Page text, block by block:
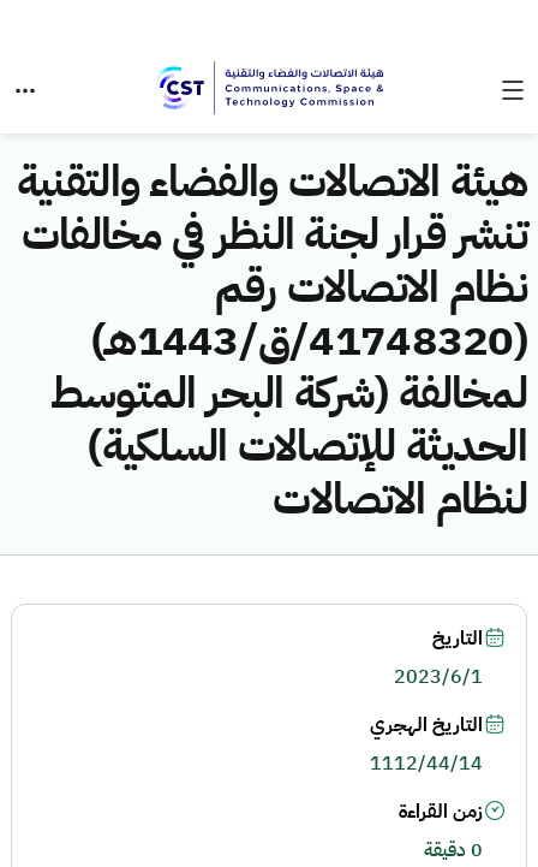
هيئة الاتصالات والفضاء والتقنية
تنشر قرار لجنة النظر في مخالفات
نظام الاتصالات رقم
(41748320/ق/1443هـ)
لمخالفة (شركة البحر المتوسط
الحديثة للإتصالات السلكية)
لنظام الاتصالات
التاريخ
2023/6/1
التاريخ الهجري
1112/44/14
زمن القراءة
0 دقيقة